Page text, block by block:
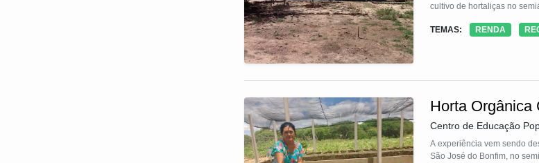
cultivo de hortaliças no
TEMAS: RENDA
Horta Orgânica
Centro de Educação
A experiência vem sendo desenvolvida em comunidade rurais dos municípios de Teixeira, Cacimbas, Maturéia, Imaculada e
São José do Bonfim, no